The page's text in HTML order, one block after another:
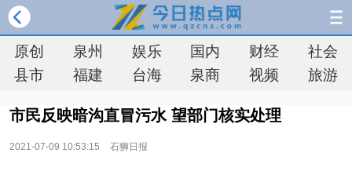
原创 泉州 娱乐 国内 财经
社会
县市
福建 台海 泉商 视频 旅游
市民反映暗沟直冒污水 望部门核实处理
2021-07-09 10:53:15 石狮日报